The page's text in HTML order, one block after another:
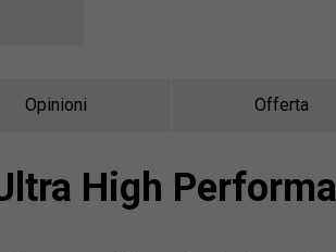
Opinioni Offerta
High